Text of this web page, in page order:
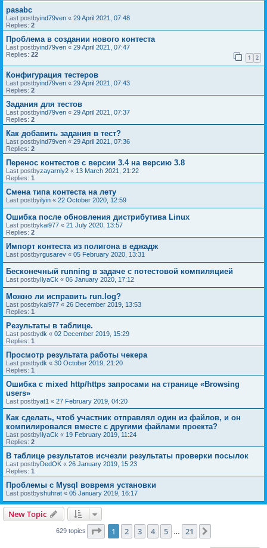
pasabc
Last postbyind79ven « 29 April 2021, 07:48
Replies: 2
Проблема в создании нового контеста
Last postbyind79ven « 29 April 2021, 07:47
Replies: 22 1 2
Конфигурация тестеров
Last postbyind79ven « 29 April 2021, 07:43
Replies: 2
Задания для тестов
Last postbyind79ven « 29 April 2021, 07:37
Replies: 2
Как добавить задания в тест?
Last postbyind79ven « 29 April 2021, 07:36
Replies: 2
Перенос контестов с версии 3.4 на версию 3.8
Last postbyzayarniy2 « 13 March 2021, 21:22
Replies: 1
Смена типа контеста на лету
Last postbyilyin « 22 October 2020, 12:59
Ошибка после обновления дистрибутива Linux
Last postbykai977 « 21 July 2020, 13:57
Replies: 2
Импорт контеста из полигона в еджадж
Last postbyrgusarev « 05 February 2020, 13:31
Бесконечный running в задаче с потестовой компиляцией
Last postbyIlyaCk « 06 January 2020, 17:12
Можно ли исправить run.log?
Last postbykai977 « 26 December 2019, 13:53
Replies: 1
Результаты в таблице.
Last postbydk « 02 December 2019, 15:29
Replies: 1
Просмотр результата работы чекера
Last postbydk « 30 October 2019, 21:20
Replies: 1
Ошибка с mixed http/https запросами на странице «Browsing
users»
Last postbyat1 « 27 February 2019, 04:20
Как сделать, чтоб участник отправлял один из файлов, и он
компилировался вместе с другими файлами проекта?
Last postbyIlyaCk « 19 February 2019, 11:24
Replies: 2
В таблице результатов исчезли результаты проверки посылок
Last postbyDedOK « 26 January 2019, 15:23
Replies: 1
Проблемы с Mysql вовремя установки
Last postbyshuhrat « 05 January 2019, 16:17
New Topic
629 topics Page 1of 21
1 2 3 4 5 21